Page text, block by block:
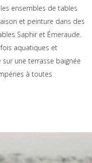
ensembles de tables
et peinture dans des
Saphir et Émeraude.
aquatiques et
sur une terrasse baignée
à toutes